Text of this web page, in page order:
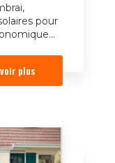
pour
plus